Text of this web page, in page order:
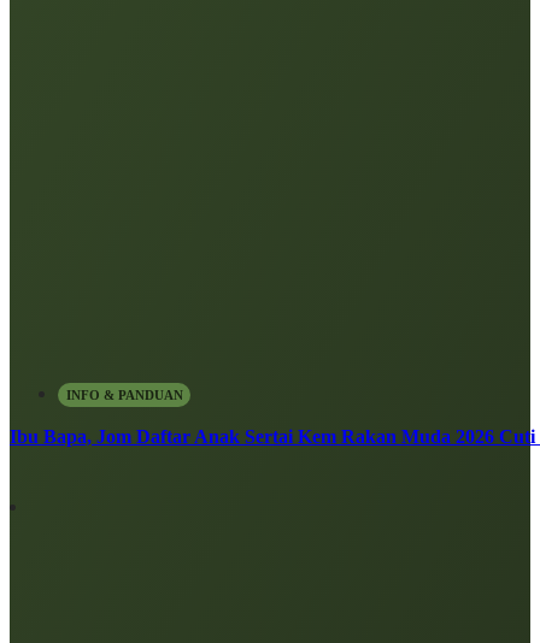
INFO & PANDUAN
Ibu Bapa, Jom Daftar Anak Sertai Kem Rakan Muda 2026